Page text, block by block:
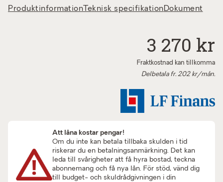
Produktinformation Teknisk specifikationDokument
3 270 kr
Fraktkostnad kan tillkomma
Delbetala fr. 202kr/mån.
Att låna kostar pengar!
Om du inte kan betala tillbaka skulden i tid
riskerar du en betalningsanmärkning. Det kan
leda till svårigheter att få hyra bostad, teckna
abonnemang och få nya lån. För stöd, vänd dig
till budget- och skuldrådgivningen i din